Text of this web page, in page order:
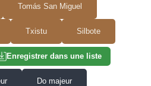
Tomás San Miguel
Txistu Silbote
Enregistrer dans une liste
Do majeur